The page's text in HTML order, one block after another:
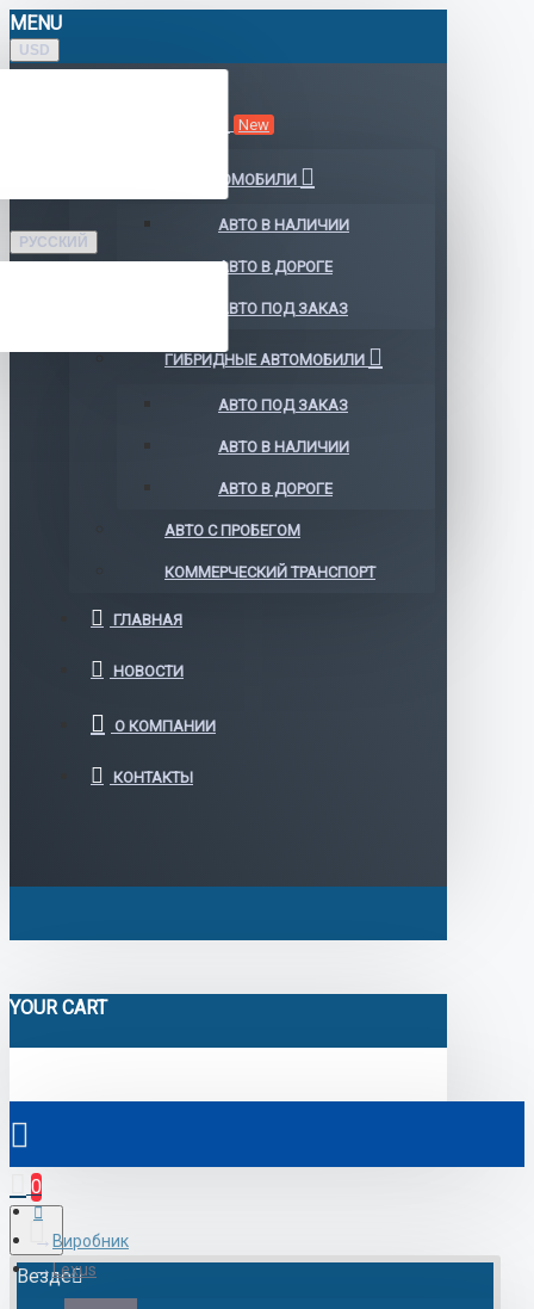
MENU
USD
РУССКИЙ
New
ЭЛЕКТРОМОБИЛИ
АВТО В НАЛИЧИИ
АВТО В ДОРОГЕ
АВТО ПОД ЗАКАЗ
ГИБРИДНЫЕ АВТОМОБИЛИ
АВТО ПОД ЗАКАЗ
АВТО В НАЛИЧИИ
АВТО В ДОРОГЕ
АВТО С ПРОБЕГОМ
КОММЕРЧЕСКИЙ ТРАНСПОРТ
ГЛАВНАЯ
НОВОСТИ
О КОМПАНИИ
КОНТАКТЫ
YOUR CART
0
Везде
Виробник
Lexus